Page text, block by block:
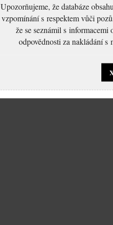
Upozorňujeme, že databáze
vzpomínání s respektem vůči
že se seznámil s
odpovědnosti za nakládání